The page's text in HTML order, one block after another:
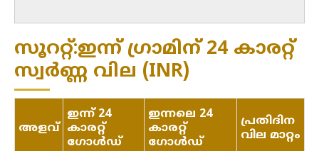
സൂററ്റ്:ഇന്ന് ഗ്രാമിന് 24 കാരറ്റ്
സ്വർണ്ണ വില (INR)
അളവ്
ഇന്ന് 24
കാരറ്റ്
ഗോൾഡ്
ഇന്നലെ 24
കാരറ്റ്
ഗോൾഡ്
പ്രതിദിന
വില മാറ്റം